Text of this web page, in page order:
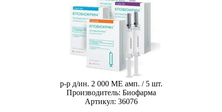
р-р д/ин. 2 000 МЕ амп. / 5 шт.
Производитель: Биофарма
Артикул: 36076